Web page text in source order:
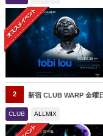
2 新宿 CLUB WARP 金曜
CLUB ALLMIX